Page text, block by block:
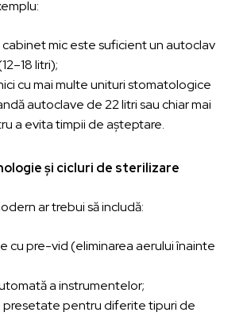
mic este suficient un autoclav
litri);
cu mai multe unituri stomatologice
autoclave de 22 litri sau chiar mai
a evita timpii de așteptare.
și cicluri de sterilizare
ar trebui să includă:
cu pre-vid (eliminarea aerului înainte
a instrumentelor;
presetate pentru diferite tipuri de